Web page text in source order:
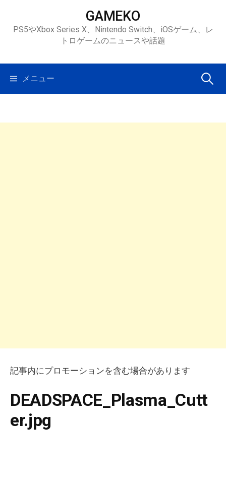
ツ
ス
GAMEKO
PS5やXbox Series X、Nintendo Switch、iOSゲーム、レ
トロゲームのニュースや話題
メニュー 検
記事内にプロモーションを含む場合があります
DEADSPACE_Plasma_Cutt
er.jpg